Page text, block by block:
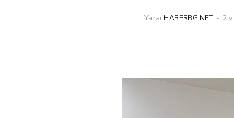
Yazar HABERBG.NET 2